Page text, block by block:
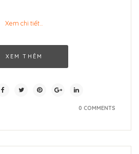
Xem chi tiết…
XEM THÊM
0 COMMENTS